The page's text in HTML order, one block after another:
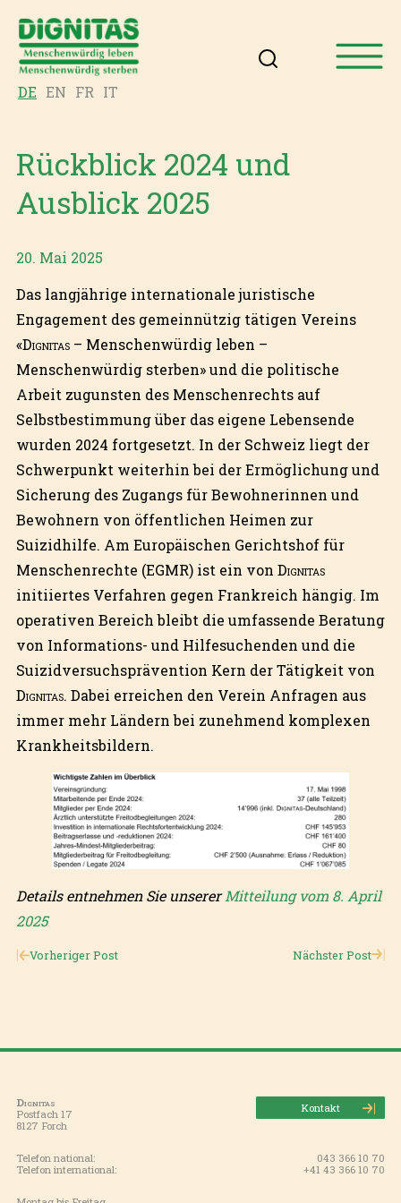
DE EN FR IT
Rückblick 2024 und
Ausblick 2025
20. Mai 2025
Das langjährige internationale juristische
Engagement des gemeinnützig tätigen Vereins
«Dignitas– Menschenwürdig leben –
Menschenwürdig sterben» und die politische
Arbeit zugunsten des Menschenrechts auf
Selbstbestimmung über das eigene Lebensende
wurden 2024 fortgesetzt. In der Schweiz liegt der
Schwerpunkt weiterhin bei der Ermöglichung und
Sicherung des Zugangs für Bewohnerinnen und
Bewohnern von öffentlichen Heimen zur
Suizidhilfe. Am Europäischen Gerichtshof für
Menschenrechte (EGMR) ist ein von Dignitas
initiiertes Verfahren gegen Frankreich hängig. Im
operativen Bereich bleibt die umfassende Beratung
von Informations- und Hilfesuchenden und die
Suizidversuchsprävention Kern der Tätigkeit von
Dignitas. Dabei erreichen den Verein Anfragen aus
immer mehr Ländern bei zunehmend komplexen
Krankheitsbildern.
Details entnehmen Sie unsererMitteilung vom 8. April
2025
Vorheriger Post Nächster Post
Dignitas
Postfach 17
8127 Forch
Kontakt
Telefon national:
043 366 10 70
Telefon international:
+41 43 366 10 70